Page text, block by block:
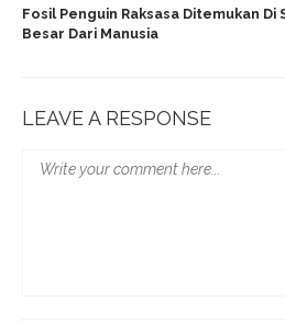
Fosil Penguin Raksasa Ditemukan Di
Besar Dari Manusia
LEAVE A RESPONSE